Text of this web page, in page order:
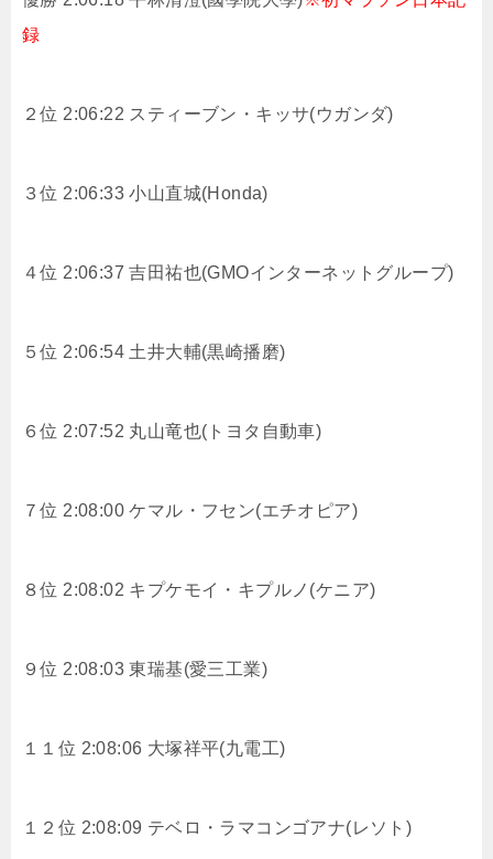
録
２位 2:06:22 スティーブン・キッサ(ウガンダ)
３位 2:06:33 小山直城(Honda)
４位 2:06:37 吉田祐也(GMOインターネットグループ)
５位 2:06:54 土井大輔(黒崎播磨)
６位 2:07:52 丸山竜也(トヨタ自動車)
７位 2:08:00 ケマル・フセン(エチオピア)
８位 2:08:02 キプケモイ・キプルノ(ケニア)
９位 2:08:03東瑞基(愛三工業)
１１位 2:08:06 大塚祥平(九電工)
１２位 2:08:09 テベロ・ラマコンゴアナ(レソト)